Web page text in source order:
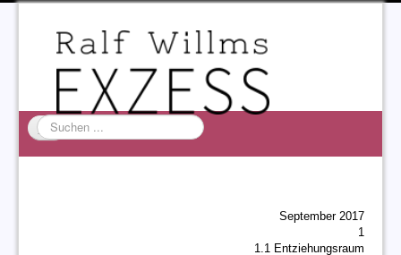
Suchen
...
September 2017
1
1.1 Entziehungsraum